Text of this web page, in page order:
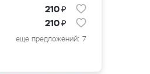
210₽
210₽
еще предложений: 7